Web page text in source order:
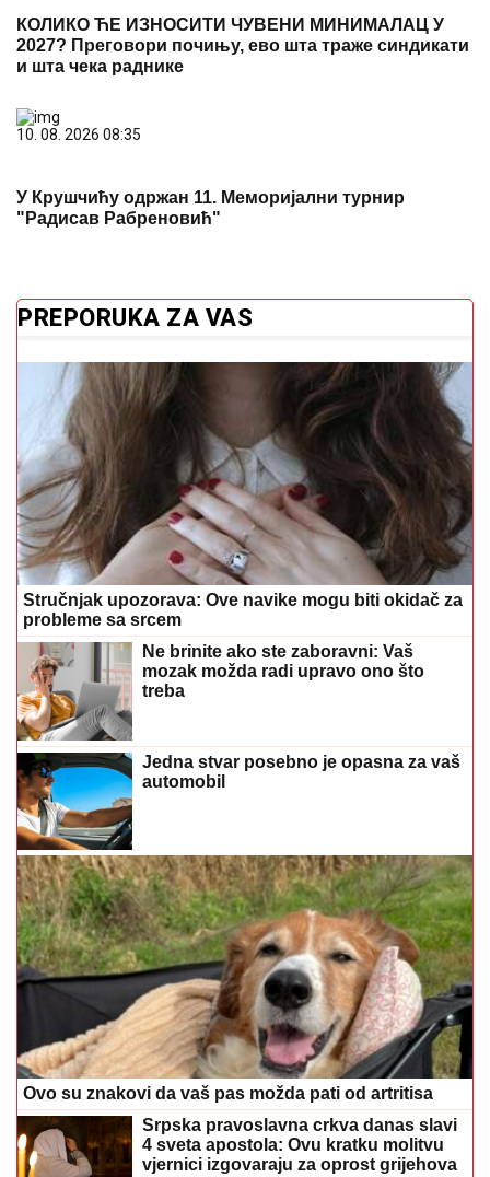
У Крушчићу одржан 11. Меморијални турнир
"Радисав Рабреновић"
PREPORUKA ZA VAS
Stručnjak upozorava: Ove navike mogu biti okidač za
probleme sa srcem
Ne brinite ako ste zaboravni: Vaš
mozak možda radi upravo ono što
treba
Jedna stvar posebno je opasna za vaš
automobil
Ovo su znakovi da vaš pas možda pati od artritisa
Srpska pravoslavna crkva danas slavi
4 sveta apostola: Ovu kratku molitvu
vjernici izgovaraju za oprost grijehova
Ugledna bh. doktorica: Za deset
godina svi će biti na lijeku za
mršavljenje